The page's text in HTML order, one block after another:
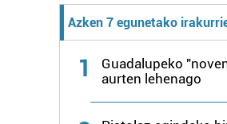
fitxategiak erabiltzen ditu. Zure
erabiltzeko baimen esplizitua ematen
Azken 7 egunetako
1
Guadalupeko
aurten lehenago